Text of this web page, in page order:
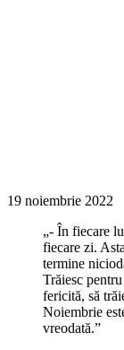
19 noiembrie 2022
„- În fiecare
fiecare zi.
termine
Trăiesc
fericită, să
Noiembrie
vreodată.”